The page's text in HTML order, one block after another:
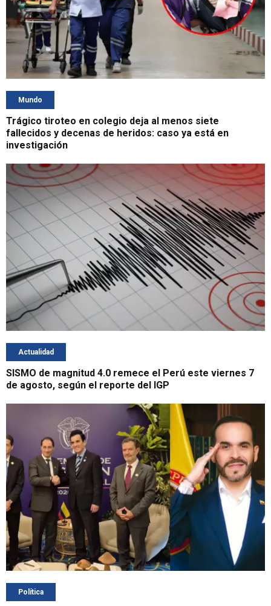
Mundo
Trágico tiroteo en colegio deja al menos siete
fallecidos y decenas de heridos: caso ya está en
investigación
Actualidad
SISMO de magnitud 4.0 remece el Perú este viernes 7
de agosto, según el reporte del IGP
Política